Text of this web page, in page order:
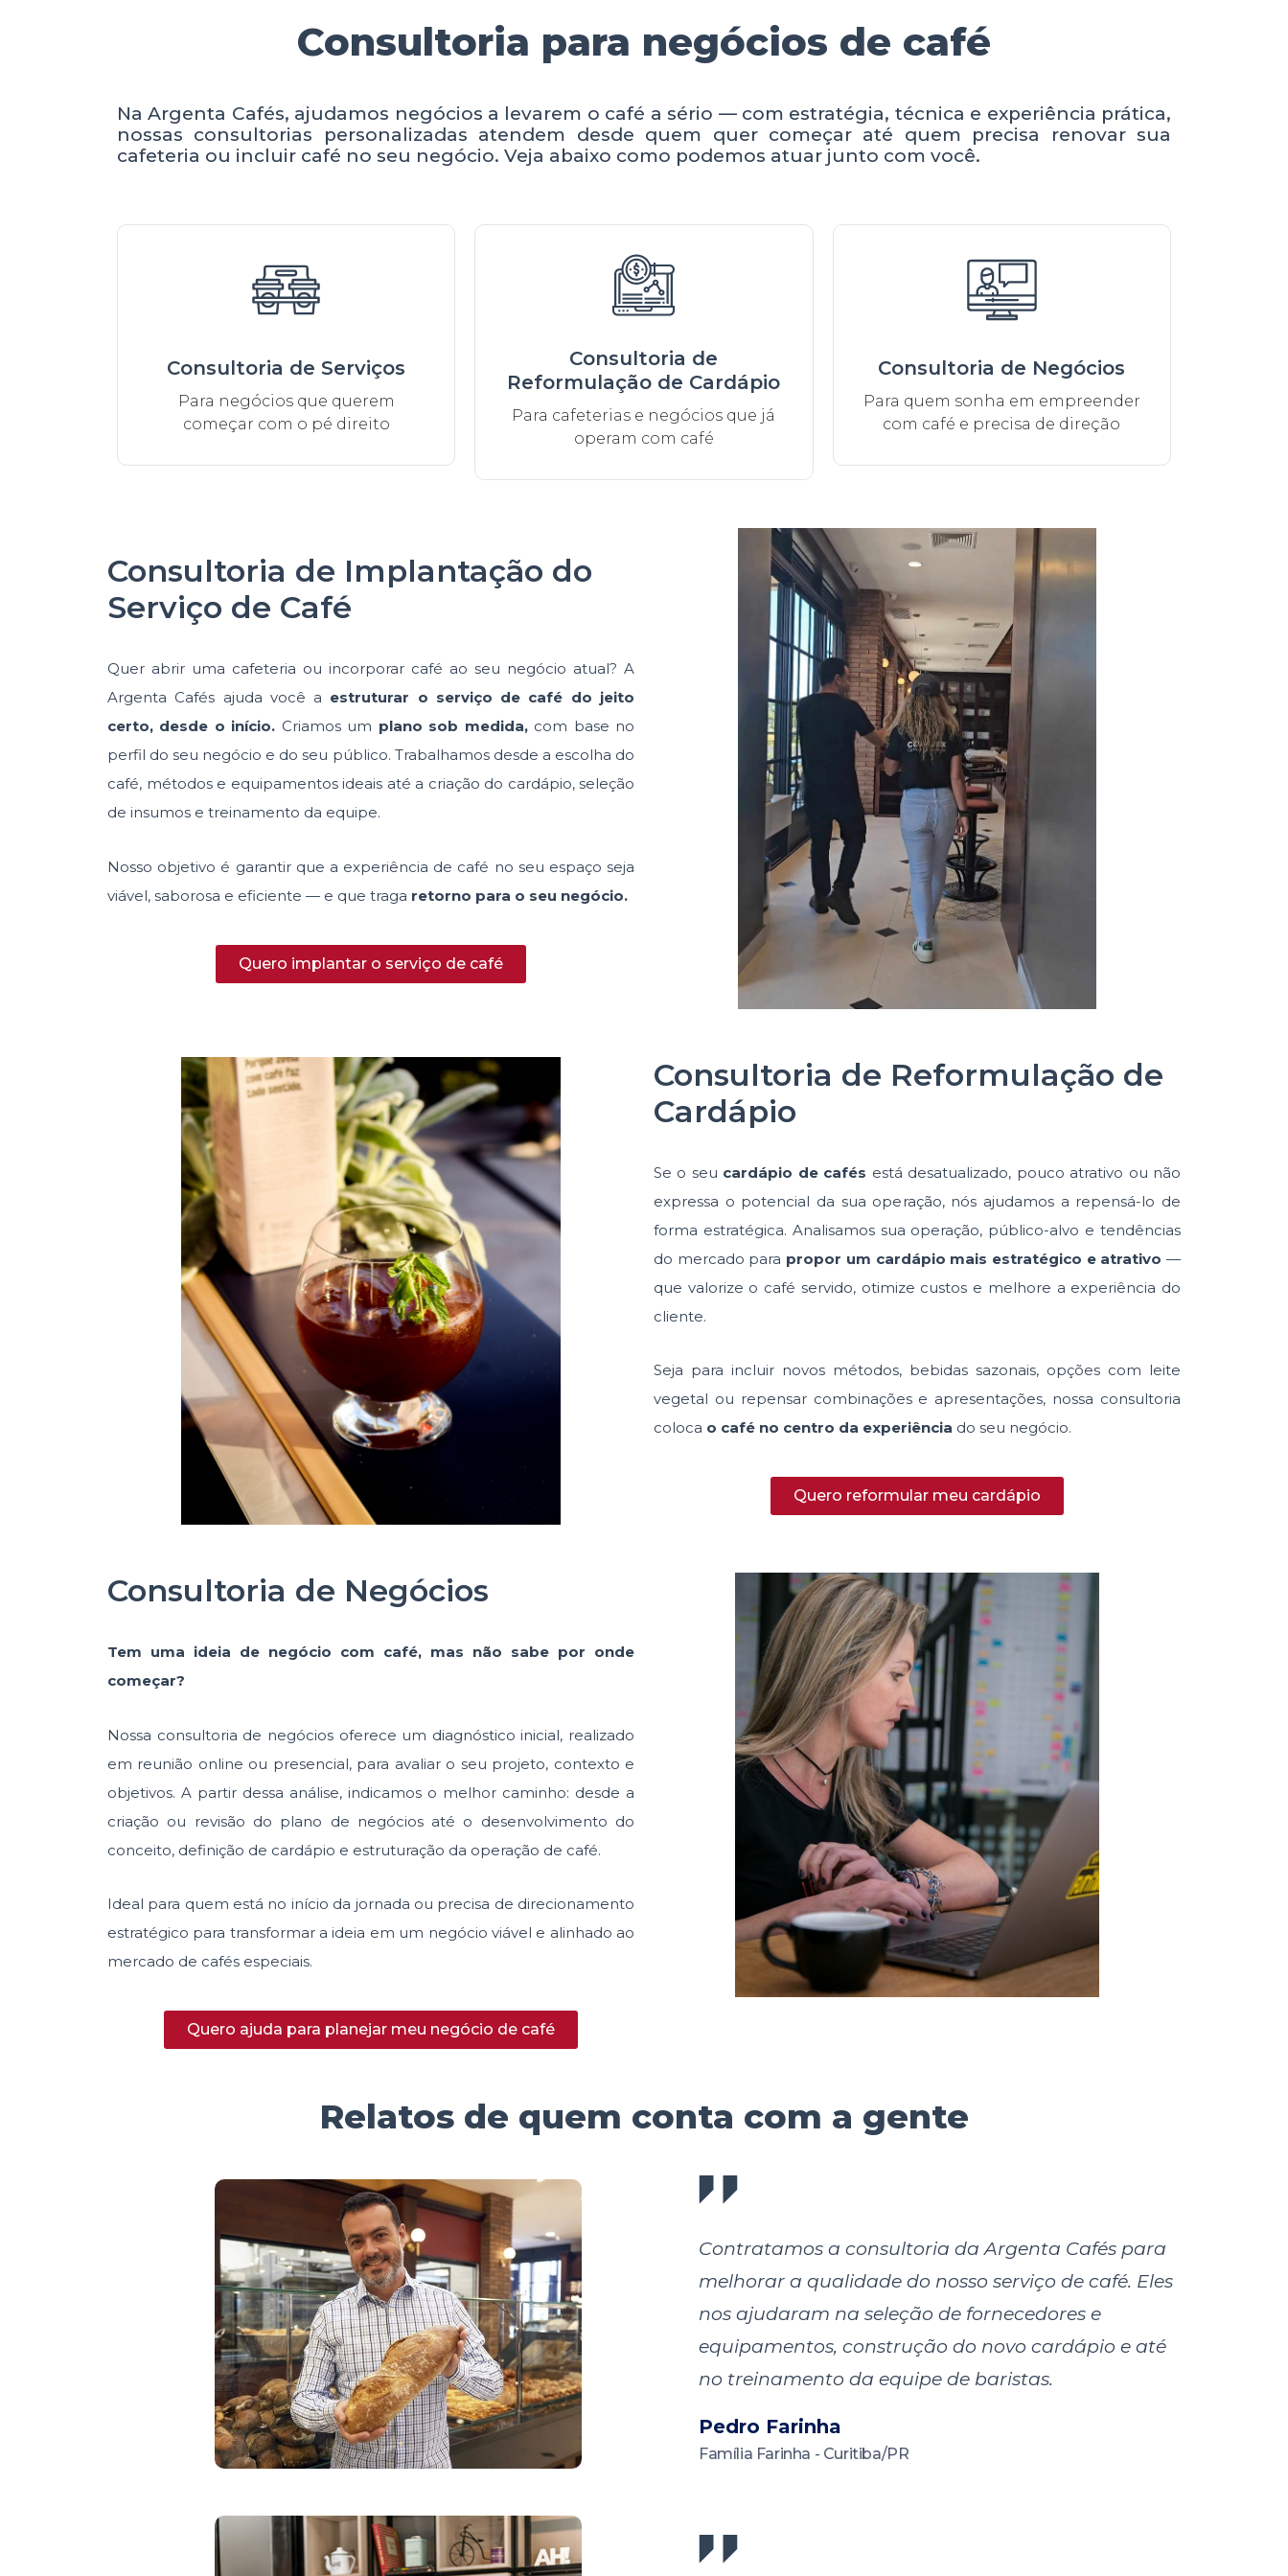
Consultoria para negócios de café
Na Argenta Cafés, ajudamos negócios a levarem o café a sério — com estratégia, técnica e experiência prática,
nossas consultorias personalizadas atendem desde quem quer começar até quem precisa renovar sua
cafeteria ou incluir café no seu negócio. Veja abaixo como podemos atuar junto com você.
Consultoria de Serviços
Para negócios que querem
começar com o pé direito
Consultoria de
Reformulação de Cardápio
Para cafeterias e negócios que já
operam com café
Consultoria de Negócios
Para quem sonha em empreender
com café e precisa de direção
Consultoria de Implantação do
Serviço de Café
Quer abrir uma cafeteria ou incorporar café ao seu negócio atual? A
Argenta Cafés ajuda você a estruturar o serviço de café do jeito
certo, desde o início. Criamos um plano sob medida,com base no
perfil do seu negócio e do seu público. Trabalhamos desde a escolha do
café, métodos e equipamentos ideais até a criação do cardápio, seleção
de insumos e treinamento da equipe.
Nosso objetivo é garantir que a experiência de café no seu espaço seja
viável, saborosa e eficiente — e que traga retorno para o seu negócio.
Quero implantar o serviço de café
Consultoria de Reformulação de
Cardápio
Se o seu cardápio de cafés está desatualizado, pouco atrativo ou não
expressa o potencial da sua operação, nós ajudamos a repensá-lo de
forma estratégica. Analisamos sua operação, público-alvo e tendências
do mercado para propor um cardápio mais estratégico e atrativo —
que valorize o café servido, otimize custos e melhore a experiência do
cliente.
Seja para incluir novos métodos, bebidas sazonais, opções com leite
vegetal ou repensar combinações e apresentações, nossa consultoria
coloca o café no centro da experiência do seu negócio.
Quero reformular meu cardápio
Consultoria de Negócios
Tem uma ideia de negócio com café, mas não sabe por onde
começar?
Nossa consultoria de negócios oferece um diagnóstico inicial, realizado
em reunião online ou presencial, para avaliar o seu projeto, contexto e
objetivos. A partir dessa análise, indicamos o melhor caminho: desde a
criação ou revisão do plano de negócios até o desenvolvimento do
conceito, definição de cardápio e estruturação da operação de café.
Ideal para quem está no início da jornada ou precisa de direcionamento
estratégico para transformar a ideia em um negócio viável e alinhado ao
mercado de cafés especiais.
Quero ajuda para planejar meu negócio de café
Relatos de quem conta com a gente
Contratamos a consultoria da Argenta Cafés para
melhorar a qualidade do nosso serviço de café. Eles
nos ajudaram na seleção de fornecedores e
equipamentos, construção do novo cardápio e até
no treinamento da equipe de baristas.
Pedro Farinha
Família Farinha - Curitiba/PR